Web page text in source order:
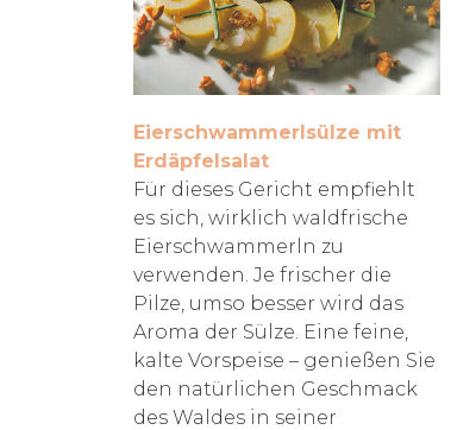
Eierschwammerlsülze mit
Erdäpfelsalat
Für dieses Gericht empfiehlt
es sich, wirklich waldfrische
Eierschwammerln zu
verwenden. Je frischer die
Pilze, umso besser wird das
Aroma der Sülze. Eine feine,
kalte Vorspeise – genießen Sie
den natürlichen Geschmack
des Waldes in seiner